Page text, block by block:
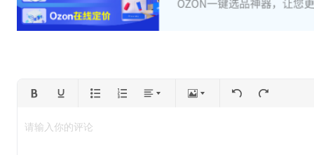
请输入你的评论